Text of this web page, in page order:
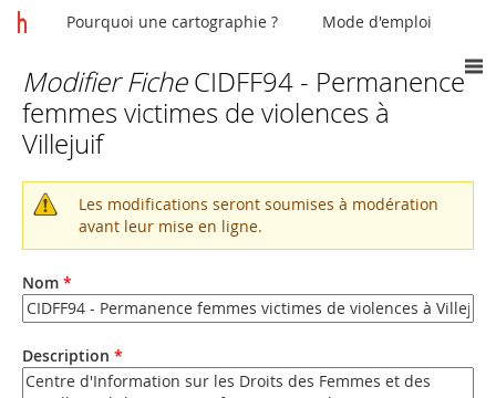
Vous
êtes
ici
Modifier FicheCIDFF94 - Permanence
femmes victimes de violences à
Villejuif
Message
d'avertissement
Les modifications seront soumises à modération
avant leur mise en ligne.
Nom *
Description *
Pourquoi une cartographie ? Mode d'emploi